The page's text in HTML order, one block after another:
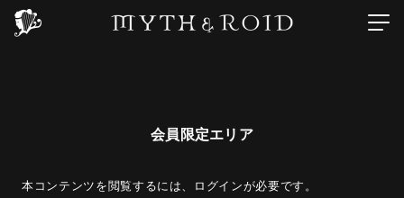
会員限定エリア
本コンテンツを閲覧するには、ログインが必要です。